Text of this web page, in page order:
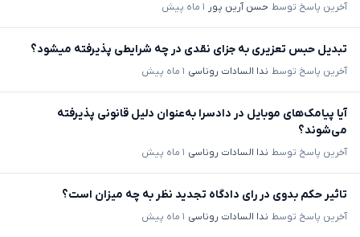
آخرین پاسخ توسط حسن آرین پور ۱ ماه پیش
تبدیل حبس تعزیری به جزای نقدی در چه شرایطی پذیرفته میشود؟
آخرین پاسخ توسط ندا السادات روناسی ۱ ماه پیش
آیا پیامک‌های موبایل در دادسرا به‌عنوان دلیل قانونی پذیرفته
می‌شوند؟
آخرین پاسخ توسط ندا السادات روناسی ۱ ماه پیش
تاثیر حکم بدوی در رای دادگاه تجدید نظر به چه میزان است؟
آخرین پاسخ توسط ندا السادات روناسی ۱ ماه پیش